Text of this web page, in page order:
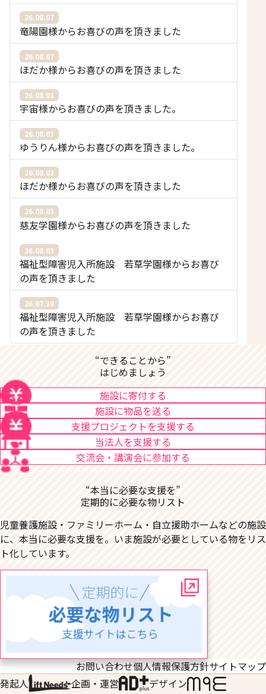
26.08.07
竜陽園様からお喜びの声を頂きました
26.08.07
ほだか様からお喜びの声を頂きました
26.08.03
宇宙様からお喜びの声を頂きました。
26.08.03
ゆうりん様からお喜びの声を頂きました。
26.08.03
ほだか様からお喜びの声を頂きました
26.08.03
慈友学園様からお喜びの声を頂きました
26.08.03
福祉型障害児入所施設 若草学園様からお喜び
の声を頂きました
26.07.30
福祉型障害児入所施設 若草学園様からお喜び
の声を頂きました
“できることから”
はじめましょう
施設に寄付する
施設に物品を送る
支援プロジェクトを支援する
当法人を支援する
交流会・講演会に参加する
“本当に必要な支援を”
定期的に必要な物リスト
児童養護施設・ファミリーホーム・自立援助ホームなどの施設
に、本当に必要な支援を。いま施設が必要としている物をリス
ト化しています。
お問い合わせ個人情報保護方針サイトマップ
発起人
企画・運営 デザイン